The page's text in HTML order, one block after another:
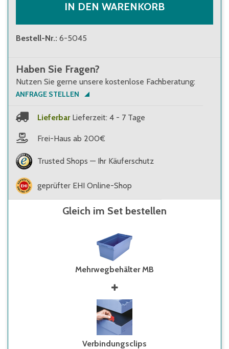
IN DEN WARENKORB
Bestell-Nr.: 6-5045
Haben Sie Fragen?
Nutzen Sie gerne unsere kostenlose Fachberatung:
ANFRAGE STELLEN
Lieferbar Lieferzeit: 4 - 7 Tage
Frei-Haus ab 200€
Trusted Shops — Ihr Käuferschutz
geprüfter EHI Online-Shop
Gleich im Set bestellen
Mehrwegbehälter MB
Verbindungsclips